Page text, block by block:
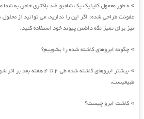
» ه طور معمول کلینیک یک شامپو ضد باکتری خاص به شما
عفونت طراحی شده؛ اگر این را ندارید، می توانید از
نیز برای تمیز نگه داشتن پیوند خود استفاده کنید.
» چگونه ابروهای کاشته شده را بشوییم؟
»
بیشتر ابروهای کاشته شده طی 2
طبیعیست،
» کاشت ابرو چیست؟